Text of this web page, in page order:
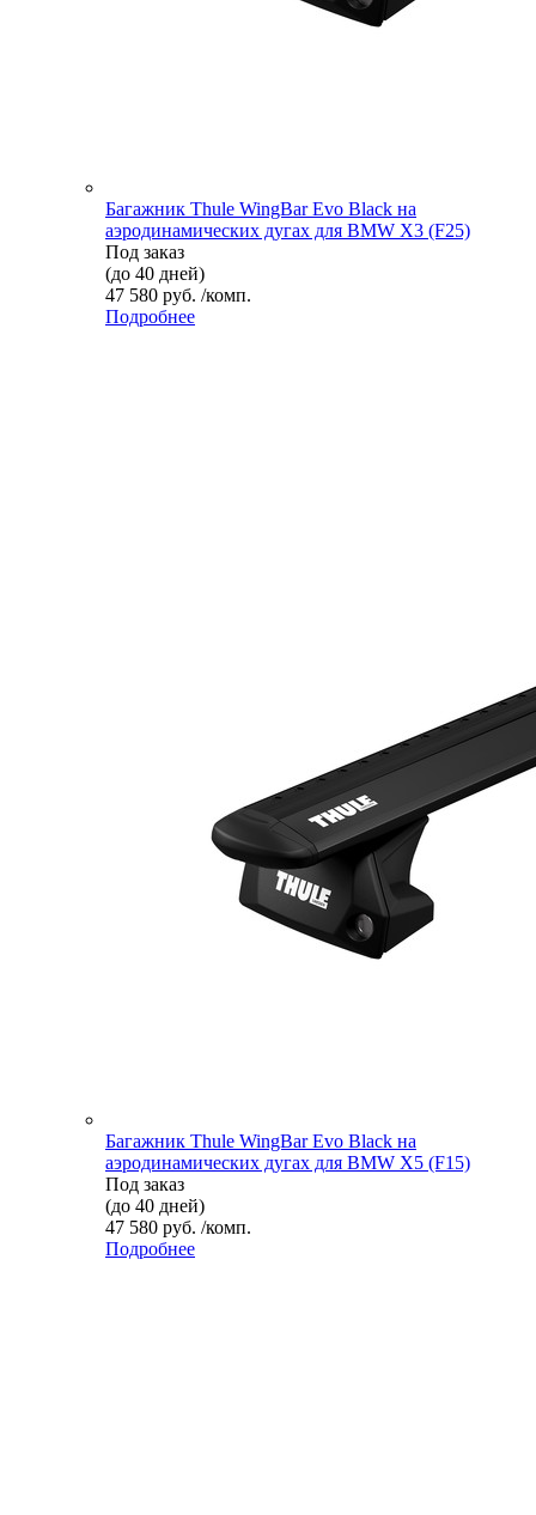
Багажник Thule WingBar Evo Black на
аэродинамических дугах для BMW X3 (F25)
Под заказ
(до 40 дней)
47 580 руб. /комп.
Подробнее
Багажник Thule WingBar Evo Black на
аэродинамических дугах для BMW X5 (F15)
Под заказ
(до 40 дней)
47 580 руб. /комп.
Подробнее